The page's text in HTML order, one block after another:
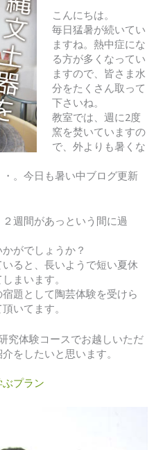
こんにちは。
毎日猛暑が続いてい
ますね。熱中症にな
る方が多くなってい
ますので、皆さま水
分をたくさん取って
下さいね。
教室では、週に2度
窯を焚いていますの
で、外よりも暑くな
。今日も暑い中ブログ更新
週間があっという間に過
がでしょうか？
ると、長いようで短い夏休
まいます。
題として陶芸体験を受けら
いてます。
究体験コースでお越しいただ
をしたいと思います。
プラン